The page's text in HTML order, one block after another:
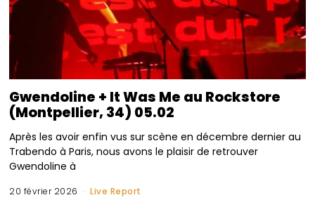
Gwendoline + It Was Me au Rockstore
(Montpellier, 34) 05.02
Après les avoir enfin vus sur scène en décembre dernier au
Trabendo à Paris, nous avons le plaisir de retrouver
Gwendoline à
20 février 2026 Live Report